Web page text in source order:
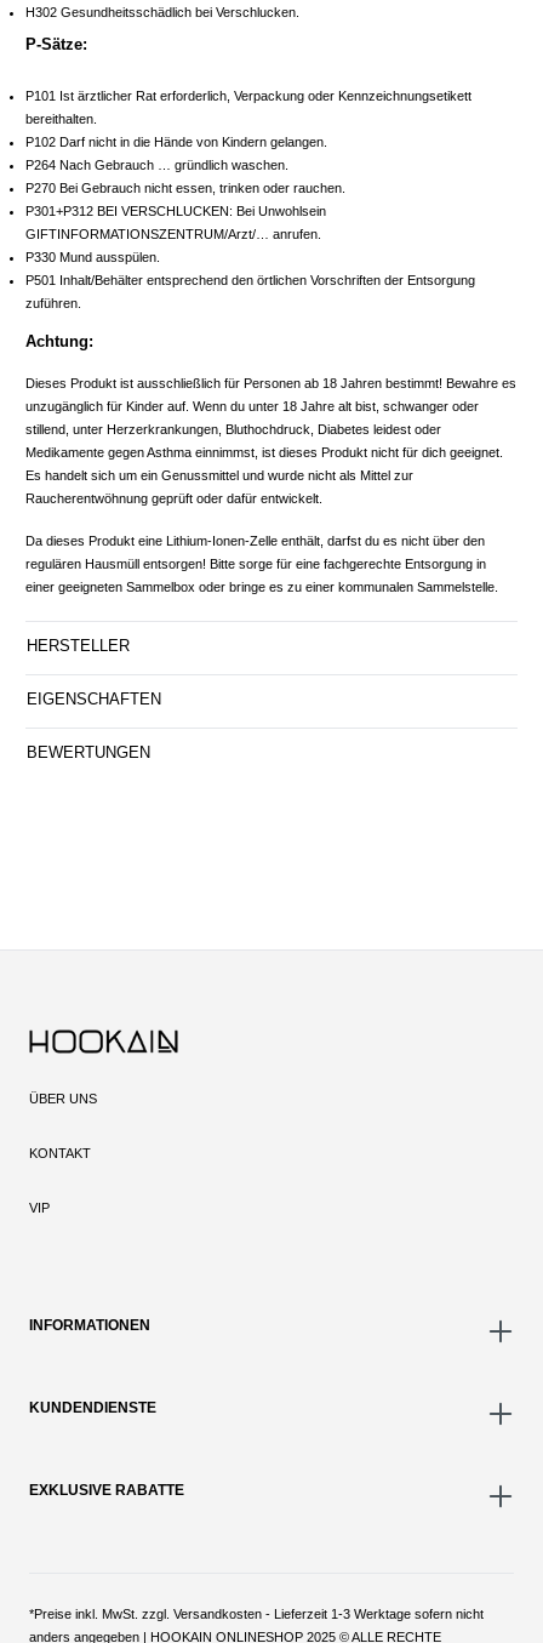
H302 Gesundheitsschädlich bei Verschlucken.
P-Sätze:
P101 Ist ärztlicher Rat erforderlich, Verpackung oder Kennzeichnungsetikett
bereithalten.
P102 Darf nicht in die Hände von Kindern gelangen.
P264 Nach Gebrauch … gründlich waschen.
P270 Bei Gebrauch nicht essen, trinken oder rauchen.
P301+P312 BEI VERSCHLUCKEN: Bei Unwohlsein
GIFTINFORMATIONSZENTRUM/Arzt/… anrufen.
P330 Mund ausspülen.
P501 Inhalt/Behälter entsprechend den örtlichen Vorschriften der Entsorgung
zuführen.
Achtung:
Dieses Produkt ist ausschließlich für Personen ab 18 Jahren bestimmt! Bewahre es
unzugänglich für Kinder auf. Wenn du unter 18 Jahre alt bist, schwanger oder
stillend, unter Herzerkrankungen, Bluthochdruck, Diabetes leidest oder
Medikamente gegen Asthma einnimmst, ist dieses Produkt nicht für dich geeignet.
Es handelt sich um ein Genussmittel und wurde nicht als Mittel zur
Raucherentwöhnung geprüft oder dafür entwickelt.
Da dieses Produkt eine Lithium-Ionen-Zelle enthält, darfst du es nicht über den
regulären Hausmüll entsorgen! Bitte sorge für eine fachgerechte Entsorgung in
einer geeigneten Sammelbox oder bringe es zu einer kommunalen Sammelstelle.
HERSTELLER
EIGENSCHAFTEN
BEWERTUNGEN
ÜBER UNS
KONTAKT
VIP
INFORMATIONEN
KUNDENDIENSTE
EXKLUSIVE RABATTE
*Preise inkl. MwSt. zzgl. Versandkosten - Lieferzeit 1-3 Werktage sofern nicht
anders angegeben | HOOKAIN ONLINESHOP 2025 © ALLE RECHTE